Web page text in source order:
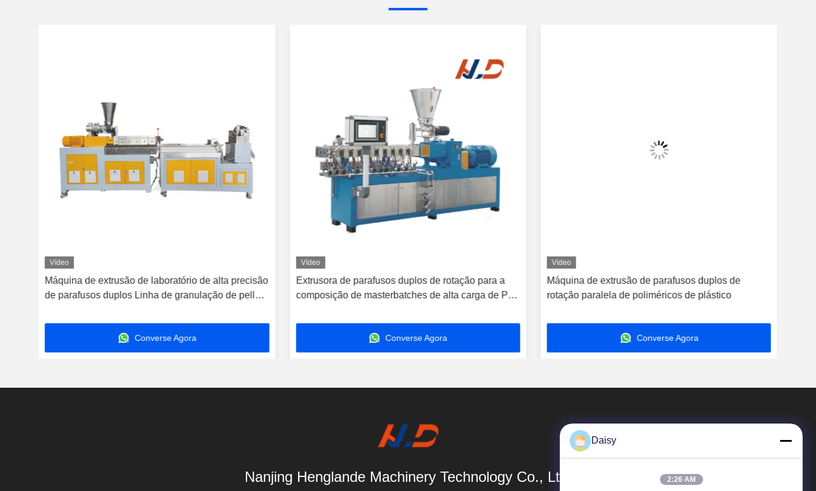
Vídeo
Máquina de extrusão de laboratório de alta precisão
de parafusos duplos Linha de granulação de pellets
Converse Agora
Vídeo
Extrusora de parafusos duplos de rotação para a
composição de masterbatches de alta carga de PE
Converse Agora
Vídeo
Máquina de extrusão de parafusos duplos de
rotação paralela de poliméricos de plástico
Converse Agora
Nanjing Henglande Machinery Technology Co., Ltd.
Daisy
2:26 AM